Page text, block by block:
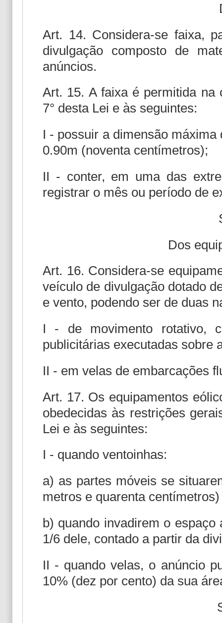
Art. 14. Considera-se faixa,
divulgação composto de
anúncios.
Art. 15. A faixa é permitida na
7° desta Lei e às seguintes:
I - possuir a dimensão
0.90m (noventa centímetros);
II - conter, em uma das
registrar o mês ou período de
Dos
Art. 16. Considera-se
veículo de divulgação dotado
e vento, podendo ser de duas
I - de movimento rotativo,
publicitárias executadas sobre
II - em velas de embarcações
Art. 17. Os equipamentos
obedecidas às restrições
Lei e às seguintes:
I - quando ventoinhas:
a) as partes móveis se
metros e quarenta
b) quando invadirem o
1/6 dele, contado a partir da
II - quando velas, o anúncio
10% (dez por cento) da sua